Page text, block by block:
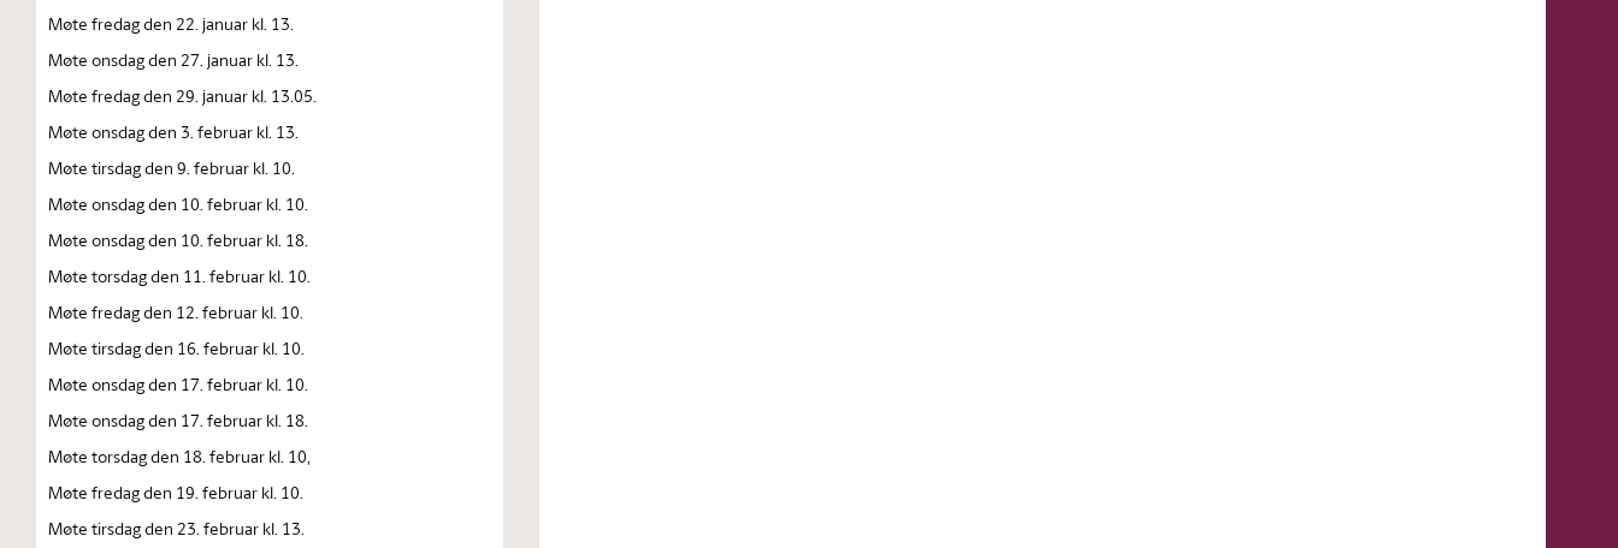
Møte fredag den 22. januar kl. 13.
Møte onsdag den 27. januar kl. 13.
Møte fredag den 29. januar kl. 13.05.
Møte onsdag den 3. februar kl. 13.
Møte tirsdag den 9. februar kl. 10.
Møte onsdag den 10. februar kl. 10.
Møte onsdag den 10. februar kl. 18.
Møte torsdag den 11. februar kl. 10.
Møte fredag den 12. februar kl. 10.
Møte tirsdag den 16. februar kl. 10.
Møte onsdag den 17. februar kl. 10.
Møte onsdag den 17. februar kl. 18.
Møte torsdag den 18. februar kl. 10,
Møte fredag den 19. februar kl. 10.
Møte tirsdag den 23. februar kl. 13.